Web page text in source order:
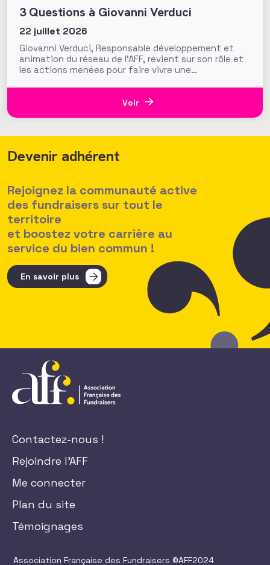
3 Questions à Giovanni Verduci
22 juillet 2026
Giovanni Verduci, Responsable développement et
animation du réseau de l’AFF, revient sur son rôle et
les actions menées pour faire vivre une
L’AFF c’est une équipe, mais c’est aussi et surtout
un réseau. Vous, nos 1350 adhérents, faites la
Voir
Devenir adhérent
Rejoignez la communauté active
des fundraisers sur tout le
territoire
et boostez votre carrière au
service du bien commun !
En savoir plus
Contactez-nous !
Rejoindre l'AFF
Me connecter
Plan du site
Témoignages
Association Française des Fundraisers ©AFF2024